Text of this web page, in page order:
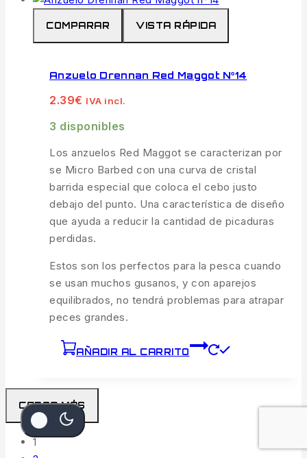
COMPARAR VISTA RÁPIDA
Anzuelo Drennan Red Maggot Nº14
2.39€ IVA incl.
3 disponibles
Los anzuelos Red Maggot se caracterizan por
se Micro Barbed con una curva de cristal
barrida especial que coloca el cebo justo
debajo del punto. Una característica de diseño
que ayuda a reducir la cantidad de picaduras
perdidas.
Estos son los perfectos para la pesca cuando
se usan muchos gusanos, y con aparejos
equilibrados, no tendrá problemas para atrapar
peces grandes.
AÑADIR AL CARRITO
CARGA MÁS
1